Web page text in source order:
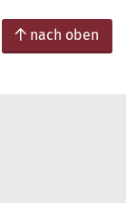
nach oben